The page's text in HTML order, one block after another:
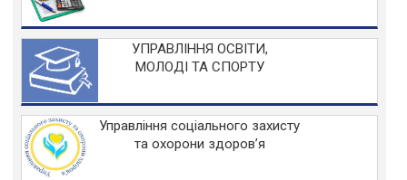
УПРАВЛІННЯ ОСВІТИ,
МОЛОДІ ТА СПОРТУ
Управління соціального захисту
та охорони здоров’я